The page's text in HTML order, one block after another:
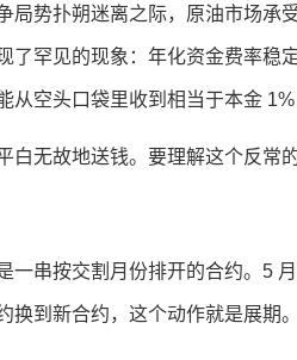
局势扑朔迷离之际，原油市场承
了罕见的现象：年化资金费率稳
从空头口袋里收到相当于本金 1%
白无故地送钱。要理解这个反常
一串按交割月份排开的合约。5
换到新合约，这个动作就是展期。